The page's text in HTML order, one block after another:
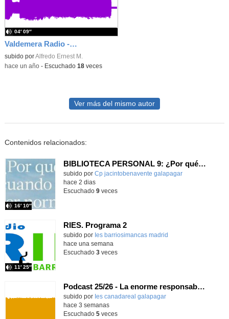
Valdemera Radio - Jueves 15 de Mayo - 4 años B
subido porAlfredo Ernest M.
04′ 09″
-hace un año- Escuchado 18veces
Ver más del mismo autor
Contenidos relacionados:
BIBLIOTECA PERSONAL 9: ¿Por qué ser feliz cuando puedes ser normal?
Contenido educativo.
subido por Cp jacintobenavente galapagar
16′ 10″
-
hace 2 dias
Escuchado 9veces
RIES. Programa 2
Contenido educativo.
subido por Ies barriosimancas madrid
11′ 25″
hace una semana
Escuchado 3veces
Podcast 25/26 - La enorme responsabilidad de ser juez
subido por Ies canadareal galapagar-
hace 3 semanas
Escuchado 5veces